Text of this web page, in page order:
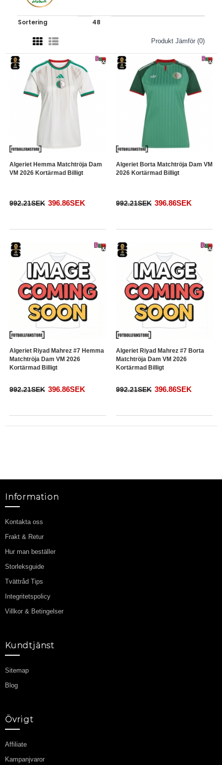
Produkt Jämför (0)
Algeriet Hemma Matchtröja Dam
VM 2026 Kortärmad Billigt
992.21SEK 396.86SEK
Algeriet Borta Matchtröja Dam VM
2026 Kortärmad Billigt
992.21SEK 396.86SEK
Algeriet Riyad Mahrez #7 Hemma
Matchtröja Dam VM 2026
Kortärmad Billigt
992.21SEK 396.86SEK
Algeriet Riyad Mahrez #7 Borta
Matchtröja Dam VM 2026
Kortärmad Billigt
992.21SEK 396.86SEK
Information
Kontakta oss
Frakt & Retur
Hur man beställer
Storleksguide
Tvättråd Tips
Integritetspolicy
Villkor & Betingelser
Kundtjänst
Sitemap
Blog
Övrigt
Affiliate
Kampanjvaror